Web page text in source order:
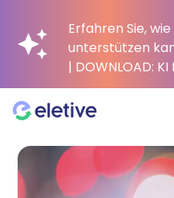
Erfahren Sie,
unterstützen
| DOWNLOAD:
Plattform